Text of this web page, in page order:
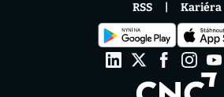
RSS Kariéra